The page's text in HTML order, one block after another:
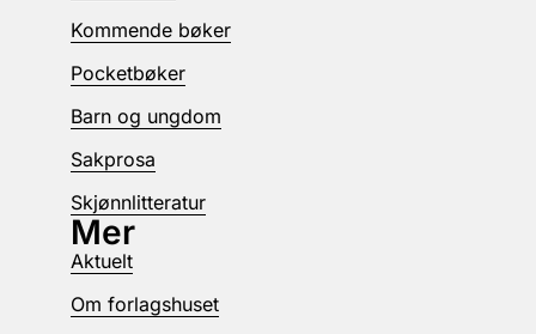
Kommende bøker
Pocketbøker
Barn og ungdom
Sakprosa
Skjønnlitteratur
Mer
Aktuelt
Om forlagshuset